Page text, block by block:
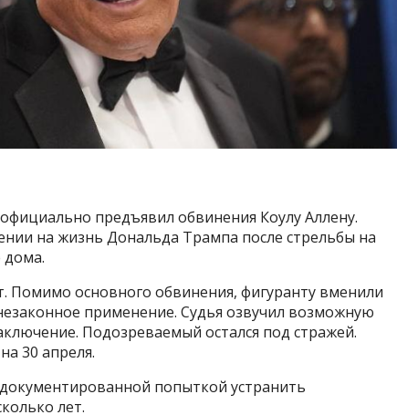
предъявил обвинения Коулу Аллену.
на жизнь Дональда Трампа после стрельбы на
дома.
Помимо основного обвинения, фигуранту вменили
применение. Судья озвучил возможную
Подозреваемый остался под стражей.
30 апреля.
попыткой устранить
лет.